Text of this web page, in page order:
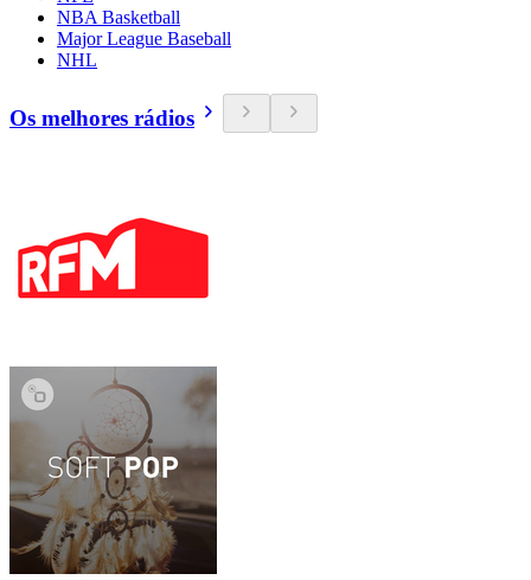
NBA Basketball
Major League Baseball
NHL
Os melhores rádios